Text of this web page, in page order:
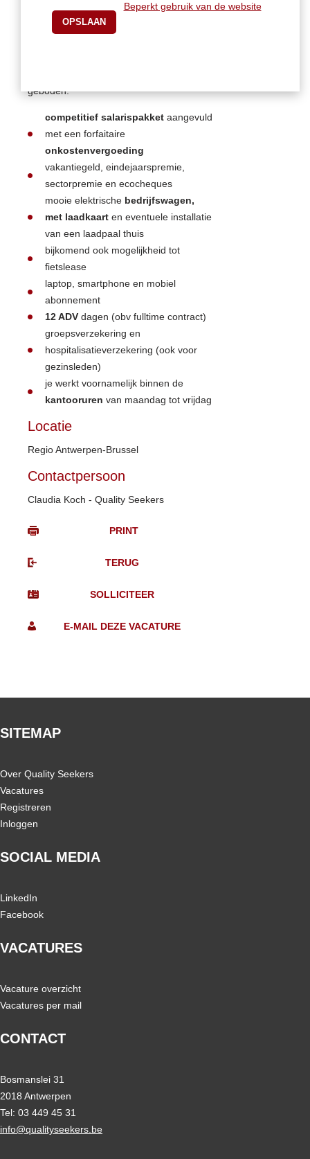
waar de samenwerking gericht is op een
langdurige en plezierige relatie. Er wordt
geboden:
competitief salarispakket aangevuld
met een forfaitaire
onkostenvergoeding
vakantiegeld, eindejaarspremie,
sectorpremie en ecocheques
mooie elektrische bedrijfswagen,
met laadkaart en eventuele installatie
van een laadpaal thuis
bijkomend ook mogelijkheid tot
fietslease
laptop, smartphone en mobiel
abonnement
12 ADV dagen (obv fulltime contract)
groepsverzekering en
hospitalisatieverzekering (ook voor
gezinsleden)
je werkt voornamelijk binnen de
kantooruren van maandag tot vrijdag
Locatie
Regio Antwerpen-Brussel
Contactpersoon
Claudia Koch - Quality Seekers
SITEMAP
Over Quality Seekers
Vacatures
Registreren
Inloggen
SOCIAL MEDIA
LinkedIn
Facebook
VACATURES
Vacature overzicht
Vacatures per mail
CONTACT
Bosmanslei 31
2018 Antwerpen
Tel: 03 449 45 31
info@qualityseekers.be
Beperkt gebruik van de website